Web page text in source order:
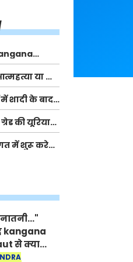
Viral
protestया कोई बड़ा राज?
शादी के बाद
किसने
की यूरिया
ग्रेड में
में शुरू करे
kangana
से क्या
Viral